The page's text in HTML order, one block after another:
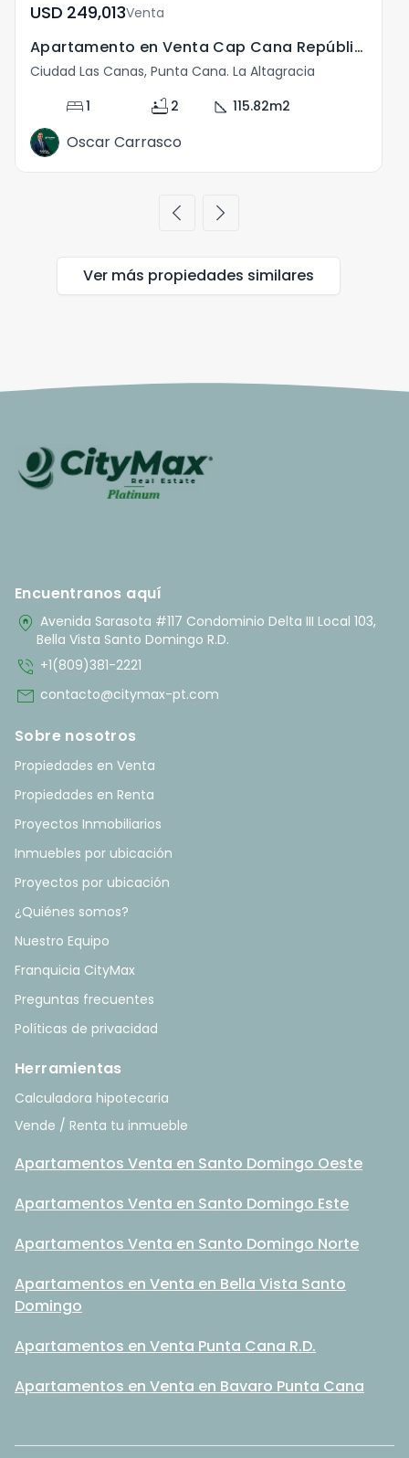
USD	249,013Venta
Apartamento en Venta Cap Cana República Dominicana
Ciudad Las Canas, Punta Cana. La Altagracia
bed1 bathtub 2 square_foot 115.82m2
Oscar Carrasco
chevron_left chevron_right
Ver más propiedades similares
Encuentranos aquí
home_pin Avenida Sarasota #117 Condominio Delta III Local 103,
Bella Vista Santo Domingo R.D.
phone_in_talk +1(809)381-2221
mail contacto@citymax-pt.com
Sobre nosotros
Propiedades en Venta
Propiedades en Renta
Proyectos Inmobiliarios
Inmuebles por ubicación
Proyectos por ubicación
¿Quiénes somos?
Nuestro Equipo
Franquicia CityMax
Preguntas frecuentes
Políticas de privacidad
Herramientas
Calculadora hipotecaria
Vende / Renta tu inmueble
Apartamentos Venta en Santo Domingo Oeste
Apartamentos Venta en Santo Domingo Este
Apartamentos Venta en Santo Domingo Norte
Apartamentos en Venta en Bella Vista Santo
Domingo
Apartamentos en Venta Punta Cana R.D.
Apartamentos en Venta en Bavaro Punta Cana